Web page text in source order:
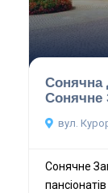
Сонячна
Сонячне
вул.
Сонячне